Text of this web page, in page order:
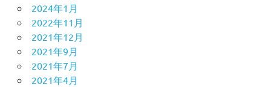
2024年1月
2022年11月
2021年12月
2021年9月
2021年7月
2021年4月